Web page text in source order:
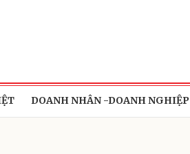
DOANH NHÂN -DOANH NGHIỆP